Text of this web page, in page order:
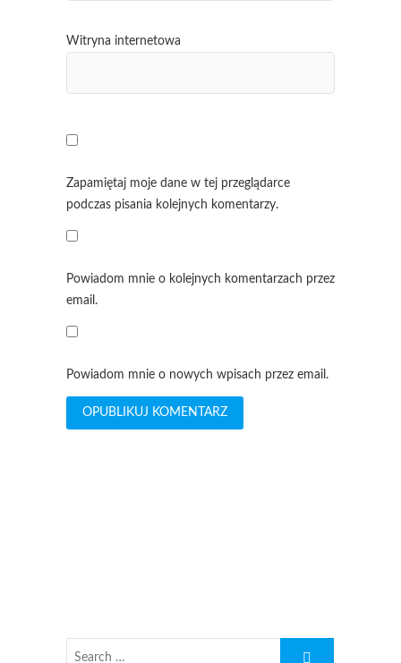
Witryna internetowa
Zapamiętaj moje dane w tej przeglądarce
podczas pisania kolejnych komentarzy.
Powiadom mnie o kolejnych komentarzach przez
email.
Powiadom mnie o nowych wpisach przez email.